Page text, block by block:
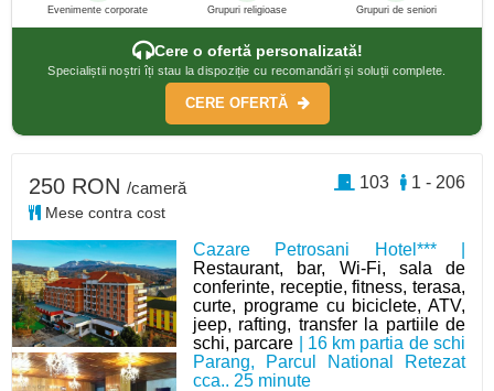
Evenimente corporate Grupuri religioase Grupuri de seniori
Cere o ofertă personalizată!
Specialiștii noștri îți stau la dispoziție cu recomandări și soluții complete.
CERE OFERTĂ
Cazare Petrosani Hotel*** |
Restaurant, bar, Wi-Fi, sala de
conferinte, receptie, fitness, terasa,
curte, programe cu biciclete, ATV,
jeep, rafting, transfer la partiile de
schi, parcare | 16 km partia de schi
Parang, Parcul National Retezat
cca.. 25 minute
250 RON /cameră
Mese contra cost
1 - 206
103